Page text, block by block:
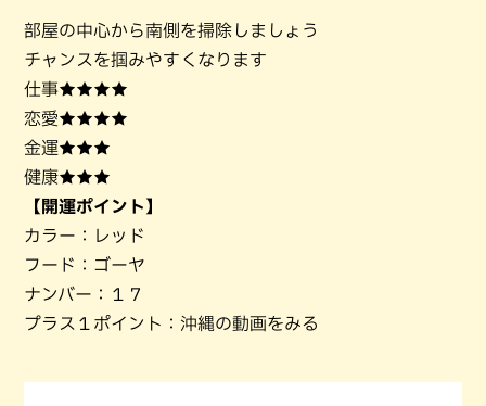
部屋の中心から南側を掃除しましょう
チャンスを掴みやすくなります
仕事★★★★
恋愛★★★★
金運★★★
健康★★★
【開運ポイント】
カラー：レッド
フード：ゴーヤ
ナンバー：１７
プラス１ポイント：沖縄の動画をみる